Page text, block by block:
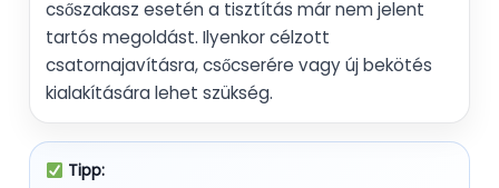
csőszakasz esetén a tisztítás már nem jelent
tartós megoldást. Ilyenkor célzott
csatornajavításra, csőcserére vagy új bekötés
kialakítására lehet szükség.
Tipp: